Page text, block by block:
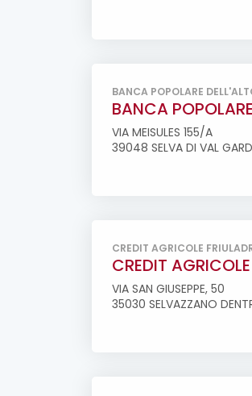
BANCA POPOLARE
BANCA
VIA MEISULES 155/A
39048 SELVA DI VAL
CREDIT AGRICOLE
CREDIT
VIA SAN GIUSEPPE, 50
35030 SELVAZZANO